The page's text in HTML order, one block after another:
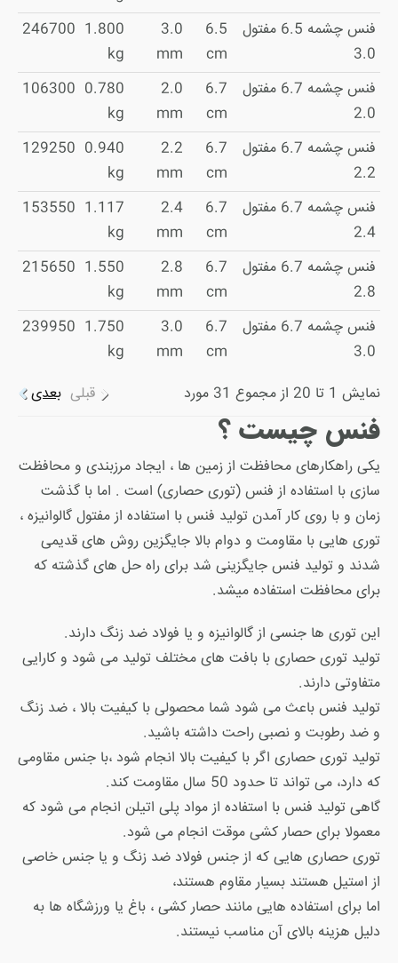
فنس چشمه 6.5 مفتول
3.0
6.5
cm
3.0
mm
1.800
kg
246700
فنس چشمه 6.7 مفتول
2.0
6.7
cm
2.0
mm
0.780
kg
106300
فنس چشمه 6.7 مفتول
2.2
6.7
cm
2.2
mm
0.940
kg
129250
فنس چشمه 6.7 مفتول
2.4
6.7
cm
2.4
mm
1.117
kg
153550
فنس چشمه 6.7 مفتول
2.8
6.7
cm
2.8
mm
1.550
kg
215650
فنس چشمه 6.7 مفتول
3.0
6.7
cm
3.0
mm
1.750
kg
239950
نمایش 1 تا 20 از مجموع 31 مورد قبلی بعدی
فنس چیست ؟
یکی راهکارهای محافظت از زمین ها ، ایجاد مرزبندی و محافظت
سازی با استفاده از فنس (توری حصاری) است . اما با گذشت
زمان و با روی کار آمدن تولید فنس با استفاده از مفتول گالوانیزه ،
توری هایی با مقاومت و دوام بالا جایگزین روش های قدیمی
شدند و تولید فنس جایگزینی شد برای راه حل های گذشته که
برای محافظت استفاده میشد.
این توری ها جنسی از گالوانیزه و یا فولاد ضد زنگ دارند.
تولید توری حصاری با بافت های مختلف تولید می شود و کارایی
متفاوتی دارند.
تولید فنس باعث می شود شما محصولی با کیفیت بالا ، ضد زنگ
و ضد رطوبت و نصبی راحت داشته باشید.
تولید توری حصاری اگر با کیفیت بالا انجام شود ،با جنس مقاومی
که دارد، می تواند تا حدود 50 سال مقاومت کند.
گاهی تولید فنس با استفاده از مواد پلی اتیلن انجام می شود که
معمولا برای حصار کشی موقت انجام می شود.
توری حصاری هایی که از جنس فولاد ضد زنگ و یا جنس خاصی
از استیل هستند بسیار مقاوم هستند،
اما برای استفاده هایی مانند حصار کشی ، باغ یا ورزشگاه ها به
دلیل هزینه بالای آن مناسب نیستند.